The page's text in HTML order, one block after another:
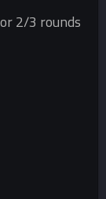
2/3 rounds